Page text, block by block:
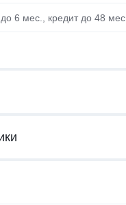
6 мес., кредит до 48 мес.